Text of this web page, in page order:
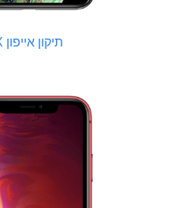
תיקון אייפון XS MAX